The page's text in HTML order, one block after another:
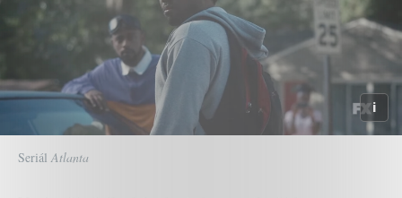
Seriál Atlanta